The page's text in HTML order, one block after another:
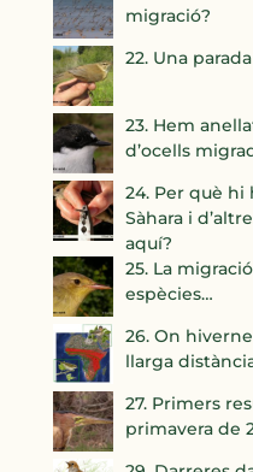
migració?
22. Una
23. Hem
d’ocells
24. Per què hi
Sàhara i
aquí?
25. La
espècies…
26. On
llarga
27. Primers
primavera de